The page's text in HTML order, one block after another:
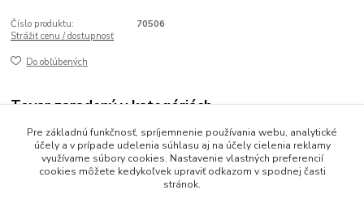
Číslo produktu:
70506
Strážiť cenu / dostupnosť
Do obľúbených
Tovar zaradený v kategóriách
Obrúsky 1-vrstvové
Pre základnú funkčnosť, spríjemnenie používania webu, analytické
účely a v prípade udelenia súhlasu aj na účely cielenia reklamy
využívame súbory cookies. Nastavenie vlastných preferencií
cookies môžete kedykoľvek upraviť odkazom v spodnej časti
stránok.